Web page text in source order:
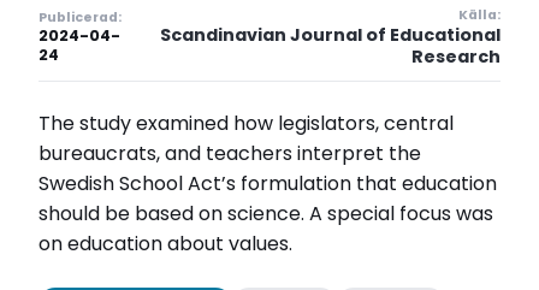
Publicerad:
2024-04-
24
Källa:
Scandinavian Journal of Educational
Research
The study examined how legislators, central
bureaucrats, and teachers interpret the
Swedish School Act’s formulation that education
should be based on science. A special focus was
on education about values.